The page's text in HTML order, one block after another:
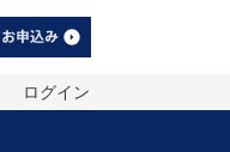
ログイン